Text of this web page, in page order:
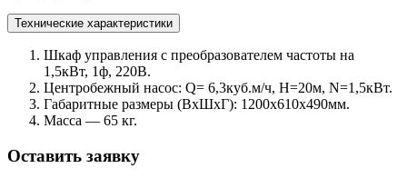
Технические характеристики
Шкаф управления с преобразователем частоты на
1,5кВт, 1ф, 220В.
Центробежный насос: Q= 6,3куб.м/ч, Н=20м, N=1,5кВт.
Габаритные размеры (ВхШхГ): 1200х610х490мм.
Масса — 65 кг.
Оставить заявку